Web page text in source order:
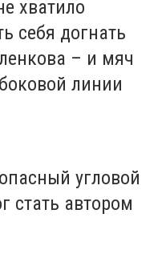
хватило
себя догнать
– и мяч
линии
угловой
стать автором